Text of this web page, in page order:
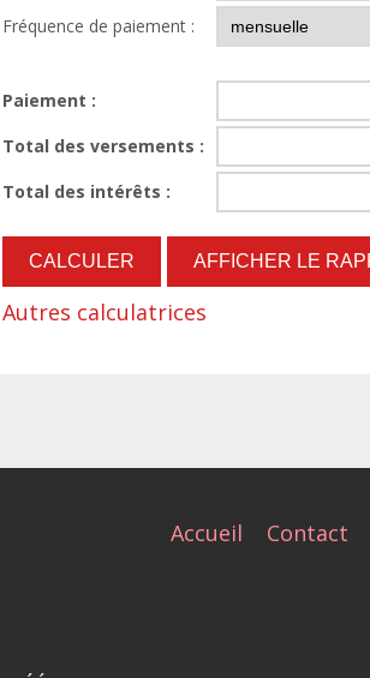
Fréquence de paiement :
Paiement :
Total des versements :
Total des intérêts :
Autres calculatrices
Accueil Contact